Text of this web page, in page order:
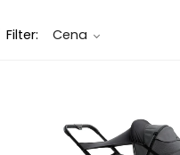
Filter Cena